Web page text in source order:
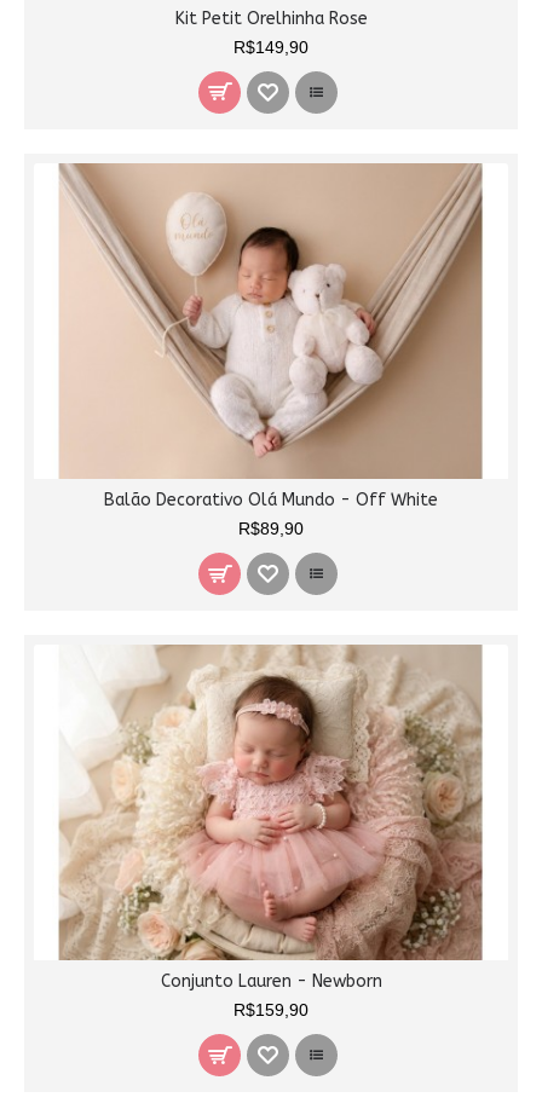
Kit Petit Orelhinha Rose
R$149,90
Balão Decorativo Olá Mundo - Off White
R$89,90
Conjunto Lauren - Newborn
R$159,90